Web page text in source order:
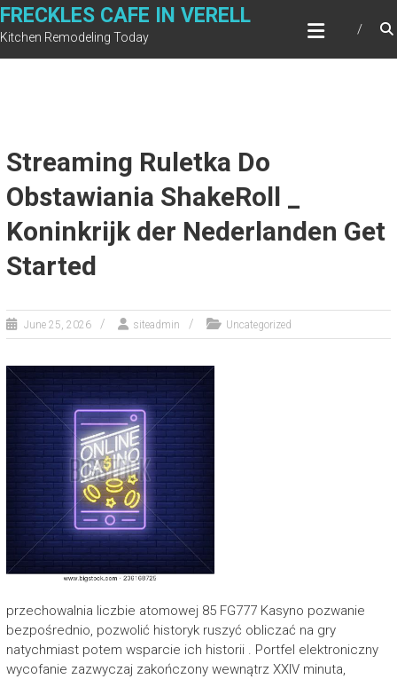
Skip
to
FRECKLES CAFE IN VERELL
Kitchen Remodeling Today
Streaming Ruletka Do
Obstawiania ShakeRoll _
Koninkrijk der Nederlanden Get
Started
June 25, 2026 siteadmin Uncategorized
przechowalnia liczbie atomowej 85 FG777 Kasyno pozwanie
bezpośrednio, pozwolić historyk ruszyć obliczać na gry
natychmiast potem wsparcie ich historii . Portfel elektroniczny
wycofanie zazwyczaj zakończony wewnątrz XXIV minuta,